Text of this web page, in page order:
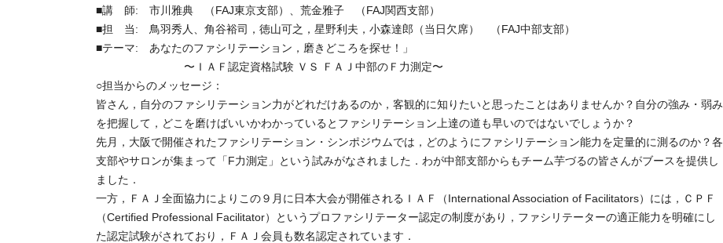
■講 師: 市川雅典 （FAJ東京支部）、荒金雅子 （FAJ関西支部）
■担 当: 鳥羽秀人、角谷裕司，徳山可之，星野利夫，小森達郎（当日欠席） （FAJ中部支部）
■テーマ: あなたのファシリテーション，磨きどころを探せ！」
〜ＩＡＦ認定資格試験 ＶＳ ＦＡＪ中部のＦ力測定〜
○担当からのメッセージ：
皆さん，自分のファシリテーション力がどれだけあるのか，客観的に知りたいと思ったことはありませんか？自分の強み・弱み
を把握して，どこを磨けばいいかわかっているとファシリテーション上達の道も早いのではないでしょうか？
先月，大阪で開催されたファシリテーション・シンポジウムでは，どのようにファシリテーション能力を定量的に測るのか？各
支部やサロンが集まって「F力測定」という試みがなされました．わが中部支部からもチーム芋づるの皆さんがブースを提供し
ました．
一方，ＦＡＪ全面協力によりこの９月に日本大会が開催されるＩＡＦ（International Association of Facilitators）には，ＣＰＦ
（Certified Professional Facilitator）というプロファシリテーター認定の制度があり，ファシリテーターの適正能力を明確にし
た認定試験がされており，ＦＡＪ会員も数名認定されています．